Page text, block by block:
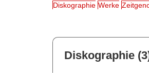
Diskographie Werke
Diskographie